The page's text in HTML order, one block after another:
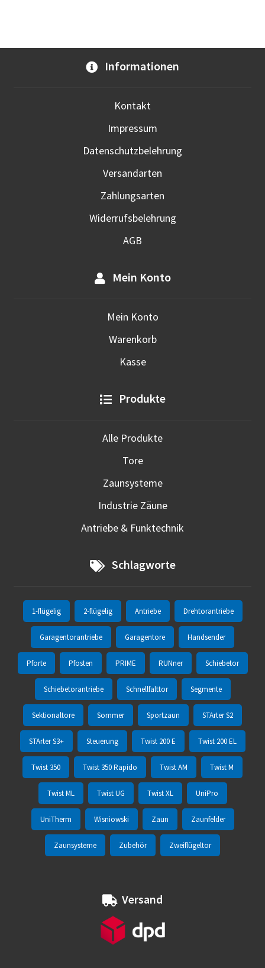
Informationen
Kontakt
Impressum
Datenschutzbelehrung
Versandarten
Zahlungsarten
Widerrufsbelehrung
AGB
Mein Konto
Mein Konto
Warenkorb
Kasse
Produkte
Alle Produkte
Tore
Zaunsysteme
Industrie Zäune
Antriebe & Funktechnik
Schlagworte
1-flügelig 2-flügelig Antriebe Drehtorantriebe
Garagentorantriebe Garagentore Handsender
Pforte Pfosten PRIME RUNner Schiebetor
Schiebetorantriebe Schnellfalttor Segmente
Sektionaltore Sommer Sportzaun STArter S2
STArter S3+ Steuerung Twist 200 E Twist 200 EL
Twist 350 Twist 350 Rapido Twist AM Twist M
Twist ML Twist UG Twist XL UniPro
UniTherm Wisniowski Zaun Zaunfelder
Zaunsysteme Zubehör Zweiflügeltor
Versand